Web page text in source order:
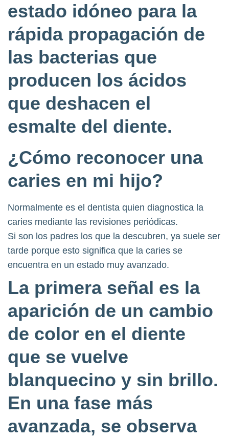
estado idóneo para la
rápida propagación de
las bacterias que
producen los ácidos
que deshacen el
esmalte del diente.
¿Cómo reconocer una
caries en mi hijo?
Normalmente es el dentista quien diagnostica la
caries mediante las revisiones periódicas.
Si son los padres los que la descubren, ya suele ser
tarde porque esto significa que la caries se
encuentra en un estado muy avanzado.
La primera señal es la
aparición de un cambio
de color en el diente
que se vuelve
blanquecino y sin brillo.
En una fase más
avanzada, se observa